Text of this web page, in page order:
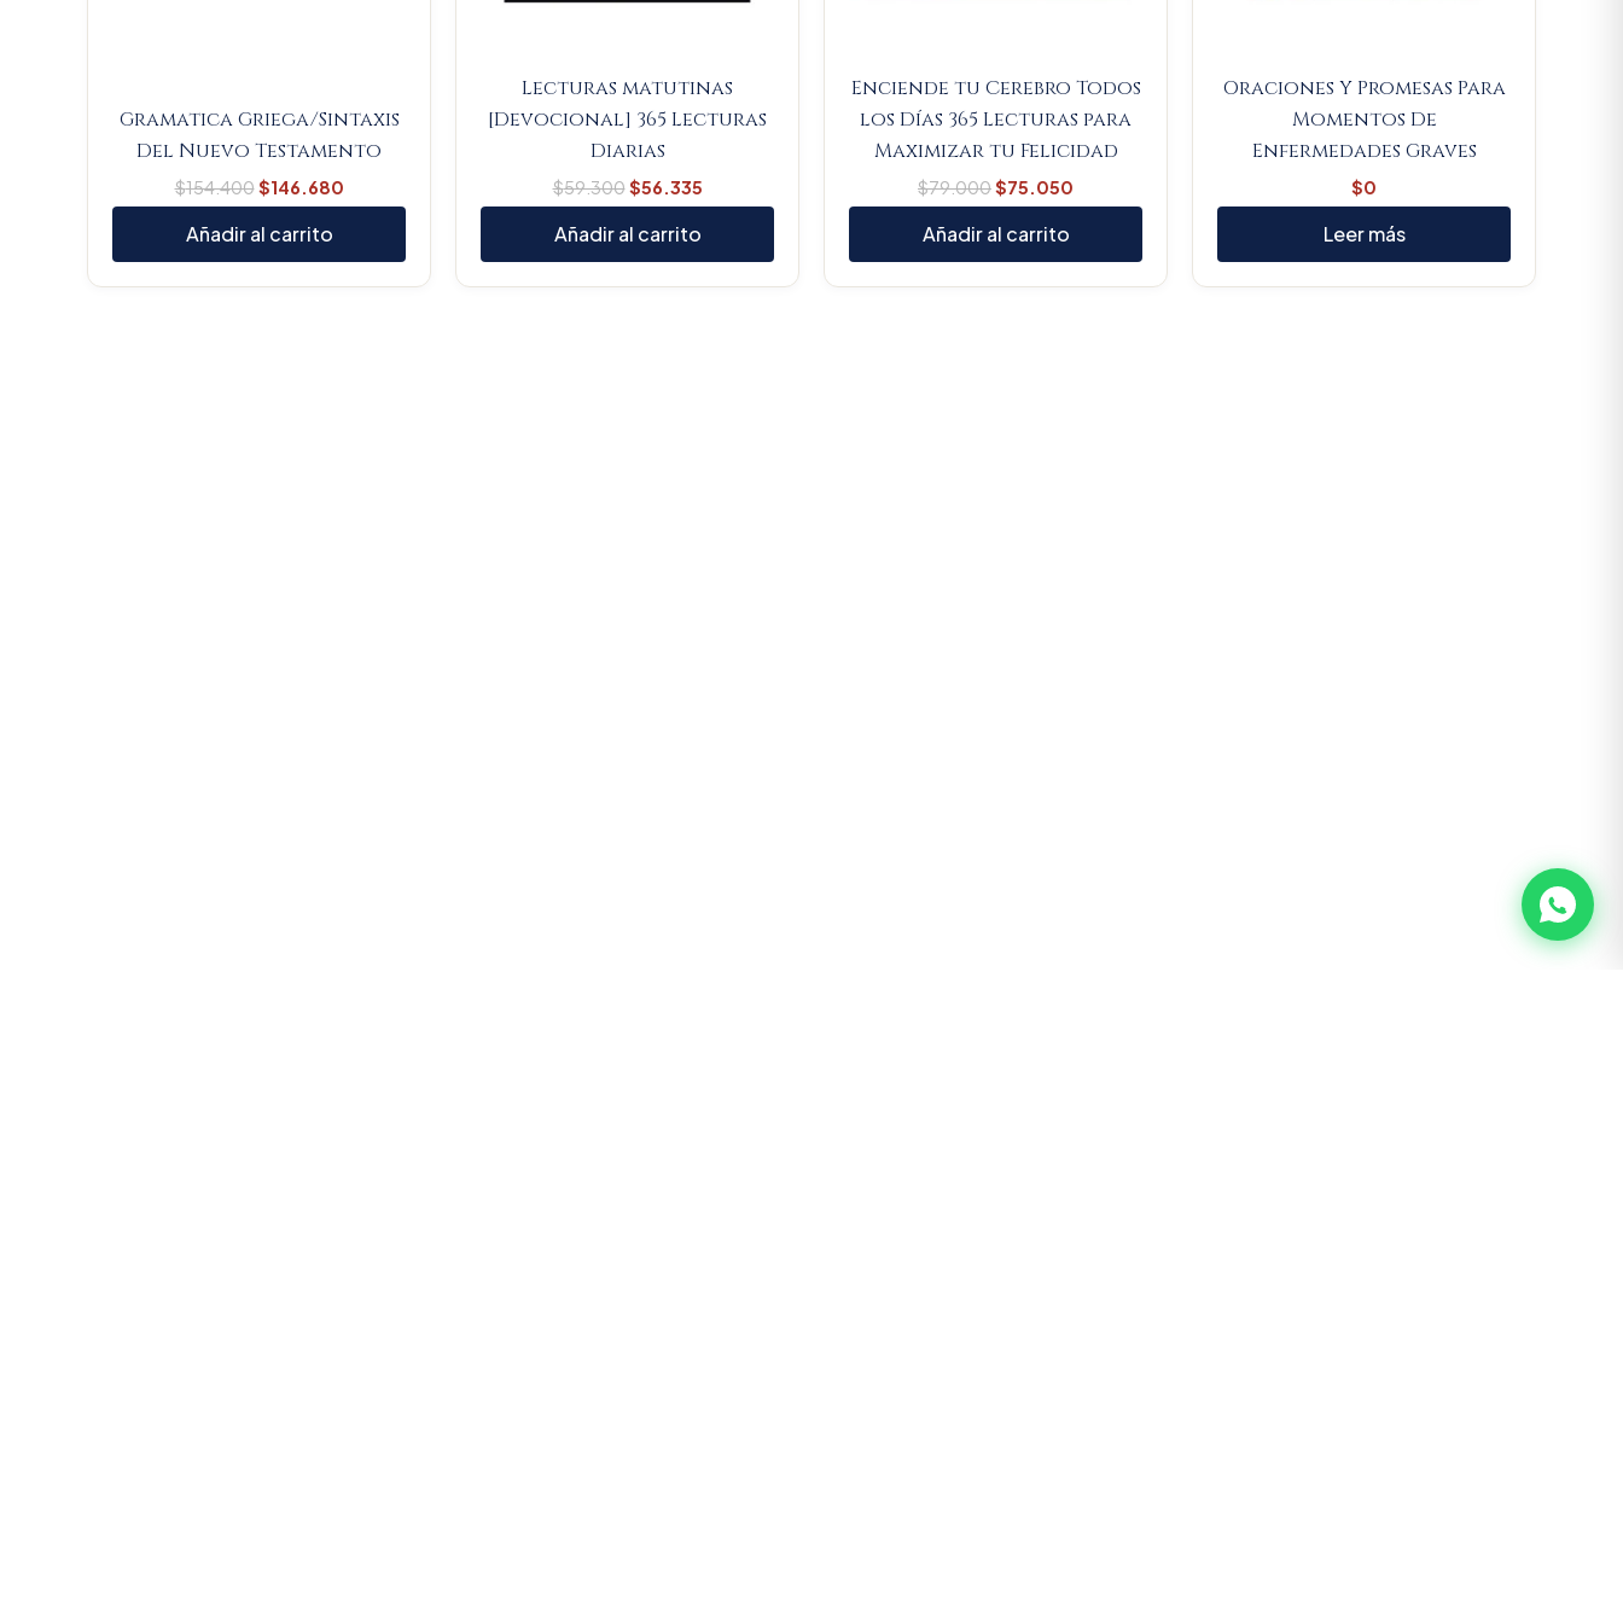
Gramatica Griega/Sintaxis
Del Nuevo Testamento
$154.400$146.680
Añadir al carrito
Lecturas matutinas
[Devocional] 365 Lecturas
Diarias
$59.300$56.335
Añadir al carrito
Enciende tu Cerebro Todos
los Días 365 Lecturas para
Maximizar tu Felicidad
$79.000$75.050
Añadir al carrito
Oraciones Y Promesas Para
Momentos De
Enfermedades Graves
$0
Leer más